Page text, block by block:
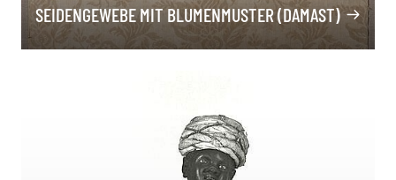
SEIDENGEWEBE MIT BLUMENMUSTER (DAMAST)